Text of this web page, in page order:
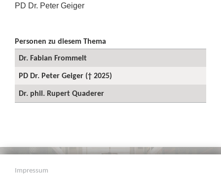
PD Dr. Peter Geiger
Personen zu diesem Thema
Dr. Fabian Frommelt
PD Dr. Peter Geiger († 2025)
Dr. phil. Rupert Quaderer
Impressum